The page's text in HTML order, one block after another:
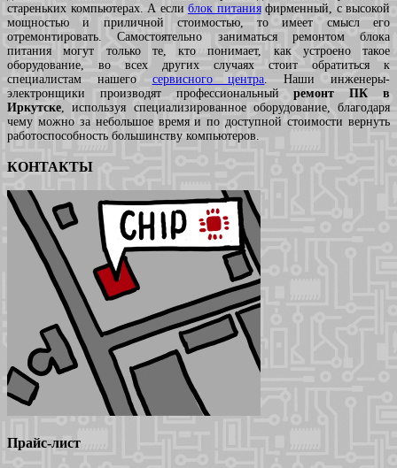
стареньких компьютерах. А если блок питанияфирменный, с высокой
мощностью и приличной стоимостью, то имеет смысл его
отремонтировать. Самостоятельно заниматься ремонтом блока
питания могут только те, кто понимает, как устроено такое
оборудование, во всех других случаях стоит обратиться к
специалистам нашего сервисного центра. Наши инженеры-
электронщики производят профессиональныйремонт ПК в
Иркутске, используя специализированное оборудование, благодаря
чему можно за небольшое время и по доступной стоимости вернуть
работоспособность большинству компьютеров.
КОНТАКТЫ
Прайс-лист